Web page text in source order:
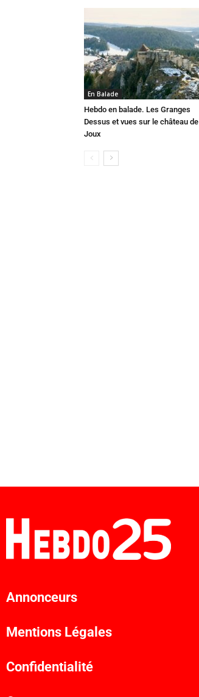
En Balade
Hebdo en balade. Les Granges
Dessus et vues sur le château de
Joux
Annonceurs
Mentions Légales
Confidentialité